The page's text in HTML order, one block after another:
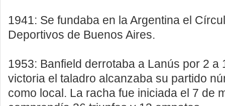
1941: Se fundaba en la Argentina el
Deportivos de Buenos Aires.
1953: Banfield derrotaba a Lanús por 2 a
victoria el taladro alcanzaba su partido
como local. La racha fue iniciada el 7 de